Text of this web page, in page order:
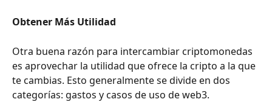
Obtener Más Utilidad
Otra buena razón para intercambiar criptomonedas
es aprovechar la utilidad que ofrece la cripto a la que
te cambias. Esto generalmente se divide en dos
categorías: gastos y casos de uso de web3.